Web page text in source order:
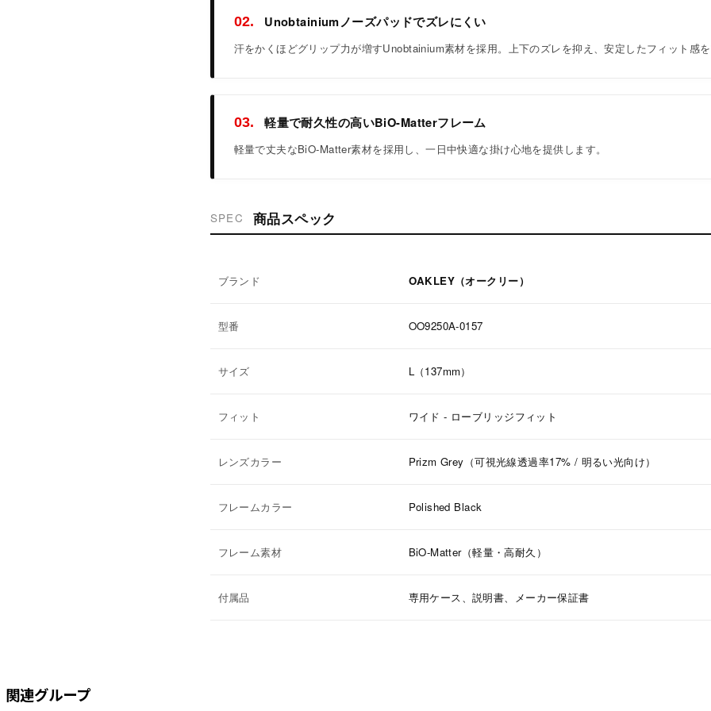
02. Unobtainiumノーズパッドでズレにくい
汗をかくほどグリップ力が増すUnobtainium素材を採用。上下のズレを抑え、安定したフィット感を
03. 軽量で耐久性の高いBiO-Matterフレーム
軽量で丈夫なBiO-Matter素材を採用し、一日中快適な掛け心地を提供します。
SPEC 商品スペック
ブランド OAKLEY（オークリー）
型番 OO9250A-0157
サイズ L（137mm）
フィット ワイド - ローブリッジフィット
レンズカラー Prizm Grey（可視光線透過率17% / 明るい光向け）
フレームカラー Polished Black
フレーム素材 BiO-Matter（軽量・高耐久）
付属品 専用ケース、説明書、メーカー保証書
関連グループ